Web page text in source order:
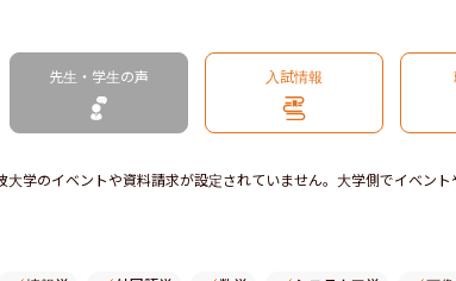
先生・学生の声 入試情報
大学のイベントや資料請求が設定されていません。大学側でイベン